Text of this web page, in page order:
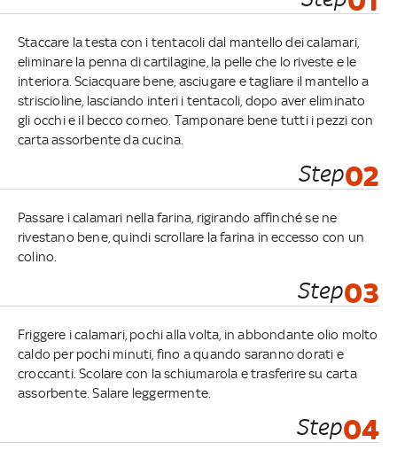
Staccare la testa con i tentacoli dal mantello dei calamari,
eliminare la penna di cartilagine, la pelle che lo riveste e le
interiora. Sciacquare bene, asciugare e tagliare il mantello a
striscioline, lasciando interi i tentacoli, dopo aver eliminato
gli occhi e il becco corneo. Tamponare bene tutti i pezzi con
carta assorbente da cucina.
Step02
Passare i calamari nella farina, rigirando affinché se ne
rivestano bene, quindi scrollare la farina in eccesso con un
colino.
Step03
Friggere i calamari, pochi alla volta, in abbondante olio molto
caldo per pochi minuti, fino a quando saranno dorati e
croccanti. Scolare con la schiumarola e trasferire su carta
assorbente. Salare leggermente.
Step04